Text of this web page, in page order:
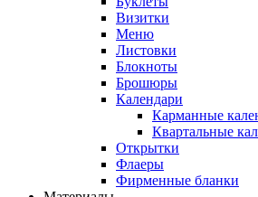
Визитки
Меню
Листовки
Блокноты
Брошюры
Календари
Карманные
Квартальные
Открытки
Флаеры
Фирменные бланки